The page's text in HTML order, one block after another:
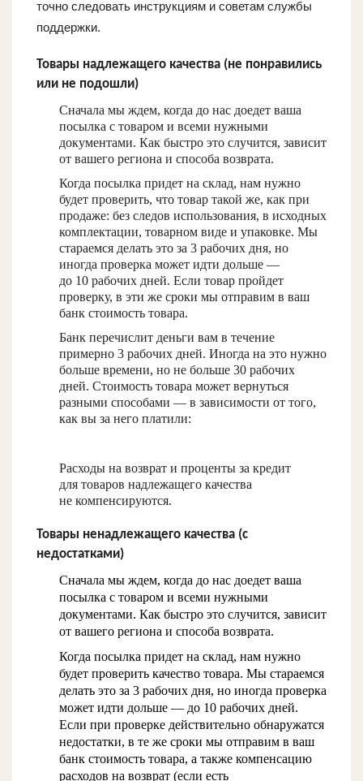
точно следовать инструкциям и советам службы
поддержки.
Товары надлежащего качества (не понравились
или не подошли)
Сначала мы ждем, когда до нас доедет ваша
посылка с товаром и всеми нужными
документами. Как быстро это случится, зависит
от вашего региона и способа возврата.
Когда посылка придет на склад, нам нужно
будет проверить, что товар такой же, как при
продаже: без следов использования, в исходных
комплектации, товарном виде и упаковке. Мы
стараемся делать это за 3 рабочих дня, но
иногда проверка может идти дольше —
до 10 рабочих дней. Если товар пройдет
проверку, в эти же сроки мы отправим в ваш
банк стоимость товара.
Банк перечислит деньги вам в течение
примерно 3 рабочих дней. Иногда на это нужно
больше времени, но не больше 30 рабочих
дней. Стоимость товара может вернуться
разными способами — в зависимости от того,
как вы за него платили:
Расходы на возврат и проценты за кредит
для товаров надлежащего качества
не компенсируются.
Товары ненадлежащего качества (с
недостатками)
Сначала мы ждем, когда до нас доедет ваша
посылка с товаром и всеми нужными
документами. Как быстро это случится, зависит
от вашего региона и способа возврата.
Когда посылка придет на склад, нам нужно
будет проверить качество товара. Мы стараемся
делать это за 3 рабочих дня, но иногда проверка
может идти дольше — до 10 рабочих дней.
Если при проверке действительно обнаружатся
недостатки, в те же сроки мы отправим в ваш
банк стоимость товара, а также компенсацию
расходов на возврат (если есть